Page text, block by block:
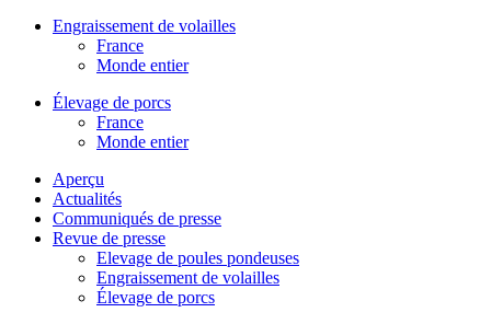
Engraissement de volailles
France
Monde entier
Élevage de porcs
France
Monde entier
Aperçu
Actualités
Communiqués de presse
Revue de presse
Elevage de poules pondeuses
Engraissement de volailles
Élevage de porcs